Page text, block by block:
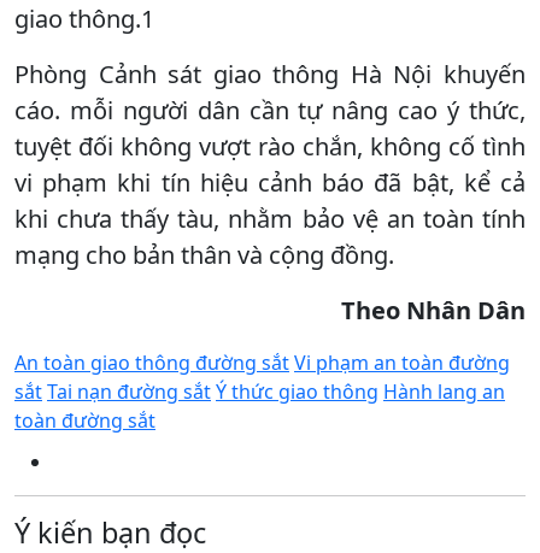
giao thông.1
Phòng Cảnh sát giao thông Hà Nội khuyến
cáo. mỗi người dân cần tự nâng cao ý thức,
tuyệt đối không vượt rào chắn, không cố tình
vi phạm khi tín hiệu cảnh báo đã bật, kể cả
khi chưa thấy tàu, nhằm bảo vệ an toàn tính
mạng cho bản thân và cộng đồng.
Theo Nhân Dân
An toàn giao thông đường sắtVi phạm an toàn đường
sắtTai nạn đường sắtÝ thức giao thông Hành lang an
toàn đường sắt
Ý kiến bạn đọc